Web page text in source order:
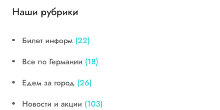
Наши рубрики
Билет информ (22)
Все по Германии (18)
Едем за город (26)
Новости и акции (103)